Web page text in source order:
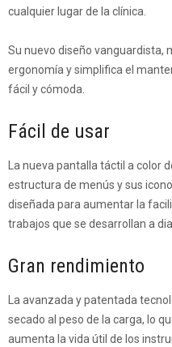
cualquier lugar de la clínica.
Su nuevo diseño vanguardista,
ergonomía y simplifica el
fácil y cómoda.
Fácil de usar
La nueva pantalla táctil a color
estructura de menús y sus
diseñada para aumentar la
trabajos que se desarrollan a
Gran rendimiento
La avanzada y patentada
secado al peso de la carga, lo
aumenta la vida útil de los